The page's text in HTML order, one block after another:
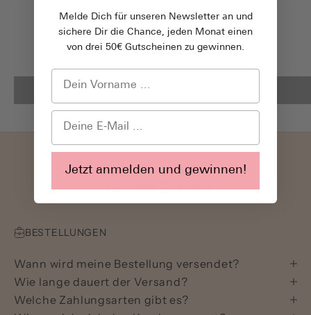
SHOP THE LOOK
Du hast Fragen?
Häufige Fragen
BESTELLUNGEN
Wann wird meine Bestellung versendet?
Wie lange dauert der Versand?
Welche Zahlungsarten gibt es?
Melde Dich für unseren Newsletter an und
sichere Dir die Chance, jeden Monat einen
von drei 50€ Gutscheinen zu gewinnen.
Jetzt anmelden und gewinnen!